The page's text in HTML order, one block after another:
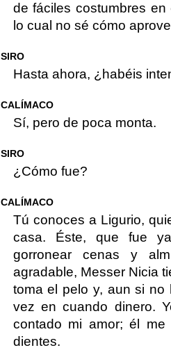
de fáciles costumbres
lo cual no sé cómo
SIRO
Hasta ahora, ¿habéis
CALÍMACO
Sí, pero de poca monta.
SIRO
¿Cómo fue?
CALÍMACO
Tú conoces a Ligurio,
casa. Éste, que fue
gorronear cenas y
agradable, Messer Nicia
toma el pelo y, aun si
vez en cuando dinero.
contado mi amor; él
dientes.